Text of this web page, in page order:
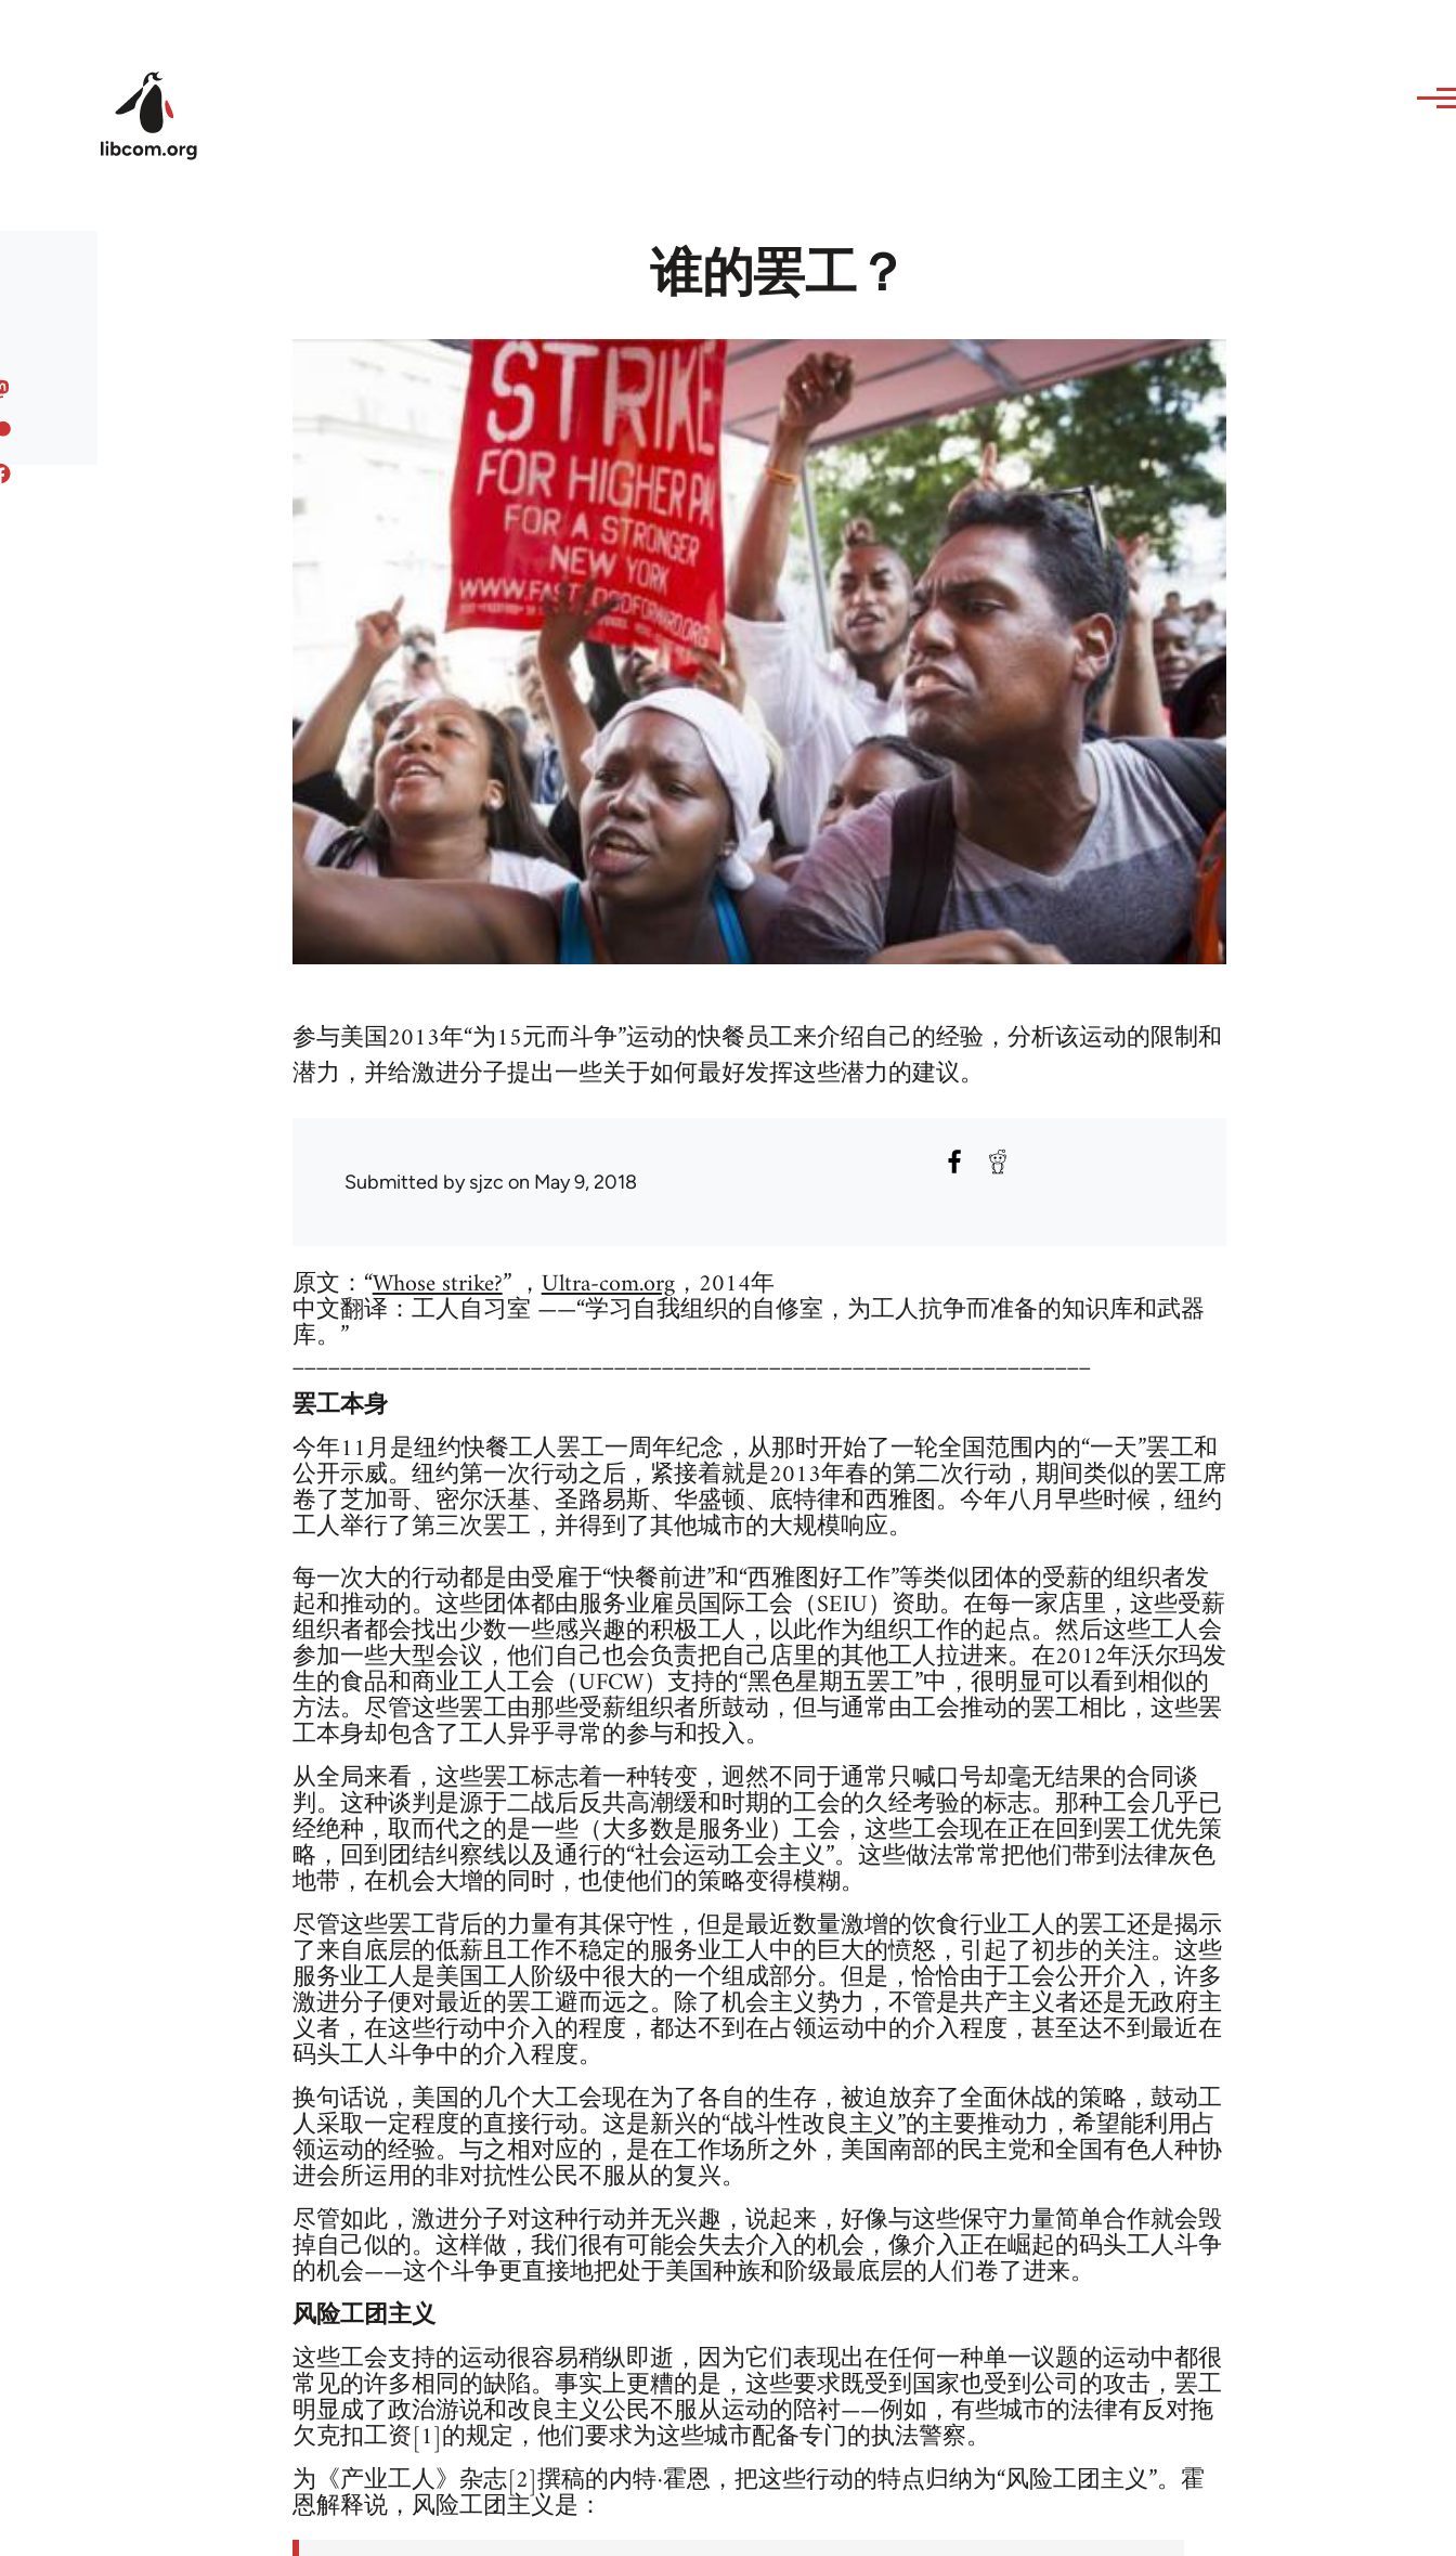
谁的罢工？
参与美国2013年“为15元而斗争”运动的快餐员工来介绍自己的经验，分析该运动的限制和
潜力，并给激进分子提出一些关于如何最好发挥这些潜力的建议。
Submitted bysjzc on May 9, 2018
原文：“Whose strike?” ，Ultra-com.org，2014年
中文翻译：工人自习室 ——“学习自我组织的自修室，为工人抗争而准备的知识库和武器
库。”
___________________________________________________________________
罢工本身
今年11月是纽约快餐工人罢工一周年纪念，从那时开始了一轮全国范围内的“一天”罢工和
公开示威。纽约第一次行动之后，紧接着就是2013年春的第二次行动，期间类似的罢工席
卷了芝加哥、密尔沃基、圣路易斯、华盛顿、底特律和西雅图。今年八月早些时候，纽约
工人举行了第三次罢工，并得到了其他城市的大规模响应。
每一次大的行动都是由受雇于“快餐前进”和“西雅图好工作”等类似团体的受薪的组织者发
起和推动的。这些团体都由服务业雇员国际工会（SEIU）资助。在每一家店里，这些受薪
组织者都会找出少数一些感兴趣的积极工人，以此作为组织工作的起点。然后这些工人会
参加一些大型会议，他们自己也会负责把自己店里的其他工人拉进来。在2012年沃尔玛发
生的食品和商业工人工会（UFCW）支持的“黑色星期五罢工”中，很明显可以看到相似的
方法。尽管这些罢工由那些受薪组织者所鼓动，但与通常由工会推动的罢工相比，这些罢
工本身却包含了工人异乎寻常的参与和投入。
从全局来看，这些罢工标志着一种转变，迥然不同于通常只喊口号却毫无结果的合同谈
判。这种谈判是源于二战后反共高潮缓和时期的工会的久经考验的标志。那种工会几乎已
经绝种，取而代之的是一些（大多数是服务业）工会，这些工会现在正在回到罢工优先策
略，回到团结纠察线以及通行的“社会运动工会主义”。这些做法常常把他们带到法律灰色
地带，在机会大增的同时，也使他们的策略变得模糊。
尽管这些罢工背后的力量有其保守性，但是最近数量激增的饮食行业工人的罢工还是揭示
了来自底层的低薪且工作不稳定的服务业工人中的巨大的愤怒，引起了初步的关注。这些
服务业工人是美国工人阶级中很大的一个组成部分。但是，恰恰由于工会公开介入，许多
激进分子便对最近的罢工避而远之。除了机会主义势力，不管是共产主义者还是无政府主
义者，在这些行动中介入的程度，都达不到在占领运动中的介入程度，甚至达不到最近在
码头工人斗争中的介入程度。
换句话说，美国的几个大工会现在为了各自的生存，被迫放弃了全面休战的策略，鼓动工
人采取一定程度的直接行动。这是新兴的“战斗性改良主义”的主要推动力，希望能利用占
领运动的经验。与之相对应的，是在工作场所之外，美国南部的民主党和全国有色人种协
进会所运用的非对抗性公民不服从的复兴。
尽管如此，激进分子对这种行动并无兴趣，说起来，好像与这些保守力量简单合作就会毁
掉自己似的。这样做，我们很有可能会失去介入的机会，像介入正在崛起的码头工人斗争
的机会——这个斗争更直接地把处于美国种族和阶级最底层的人们卷了进来。
风险工团主义
这些工会支持的运动很容易稍纵即逝，因为它们表现出在任何一种单一议题的运动中都很
常见的许多相同的缺陷。事实上更糟的是，这些要求既受到国家也受到公司的攻击，罢工
明显成了政治游说和改良主义公民不服从运动的陪衬——例如，有些城市的法律有反对拖
欠克扣工资[1]的规定，他们要求为这些城市配备专门的执法警察。
为《产业工人》杂志[2]撰稿的内特·霍恩，把这些行动的特点归纳为“风险工团主义”。霍
恩解释说，风险工团主义是：